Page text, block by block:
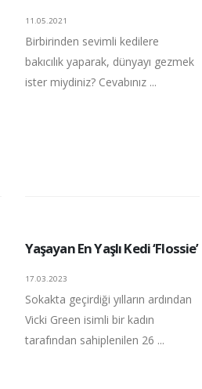
11.05.2021
Birbirinden sevimli kedilere
bakıcılık yaparak, dünyayı gezmek
ister miydiniz? Cevabınız ...
Yaşayan En Yaşlı Kedi ‘Flossie’
17.03.2023
Sokakta geçirdiği yılların ardından
Vicki Green isimli bir kadın
tarafından sahiplenilen 26 ...